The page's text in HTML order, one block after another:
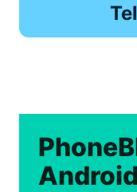
Android